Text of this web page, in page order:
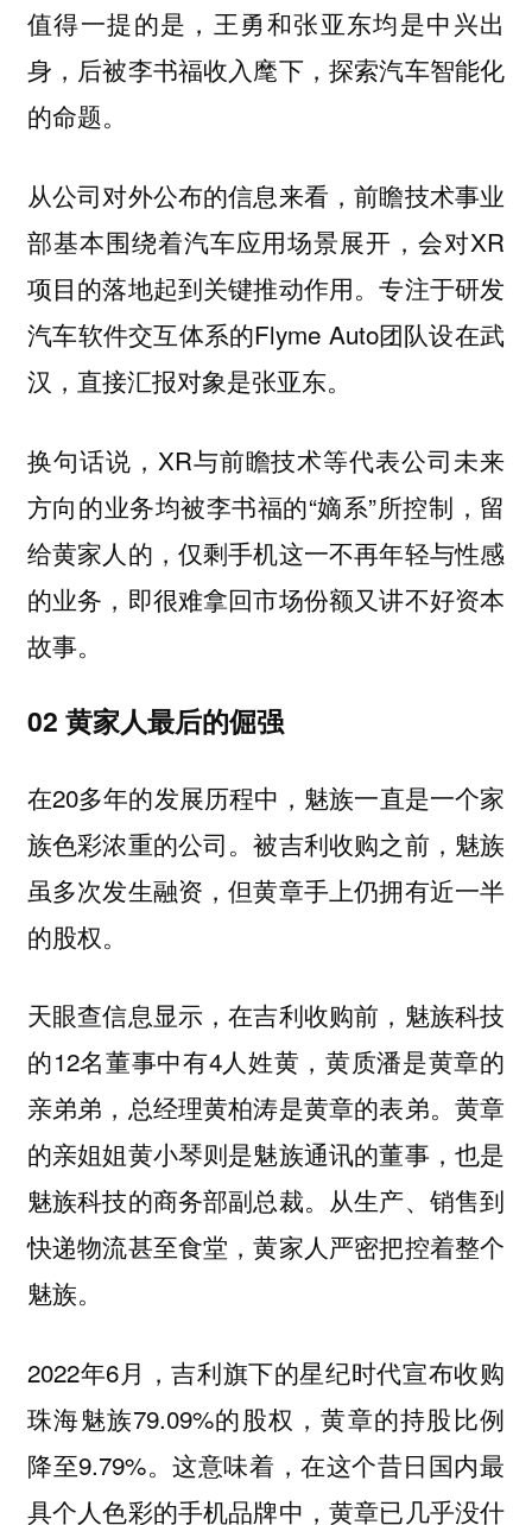
值得一提的是，王勇和张亚东均是中兴出
身，后被李书福收入麾下，探索汽车智能化
的命题。
从公司对外公布的信息来看，前瞻技术事业
部基本围绕着汽车应用场景展开，会对XR
项目的落地起到关键推动作用。专注于研发
汽车软件交互体系的Flyme Auto团队设在武
汉，直接汇报对象是张亚东。
换句话说，XR与前瞻技术等代表公司未来
方向的业务均被李书福的“嫡系”所控制，留
给黄家人的，仅剩手机这一不再年轻与性感
的业务，即很难拿回市场份额又讲不好资本
故事。
02 黄家人最后的倔强
在20多年的发展历程中，魅族一直是一个家
族色彩浓重的公司。被吉利收购之前，魅族
虽多次发生融资，但黄章手上仍拥有近一半
的股权。
天眼查信息显示，在吉利收购前，魅族科技
的12名董事中有4人姓黄，黄质潘是黄章的
亲弟弟，总经理黄柏涛是黄章的表弟。黄章
的亲姐姐黄小琴则是魅族通讯的董事，也是
魅族科技的商务部副总裁。从生产、销售到
快递物流甚至食堂，黄家人严密把控着整个
魅族。
2022年6月，吉利旗下的星纪时代宣布收购
珠海魅族79.09%的股权，黄章的持股比例
降至9.79%。这意味着，在这个昔日国内最
具个人色彩的手机品牌中，黄章已几乎没什